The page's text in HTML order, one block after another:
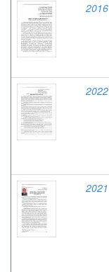
2016
2022
2021